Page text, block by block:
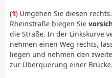
(1) Umgehen Sie diesen
Rheinstraße biegen Sie
die Straße. In der Linkskurve
nehmen einen Weg rechts,
liegen und nehmen den
zur Überquerung einer Brücke.